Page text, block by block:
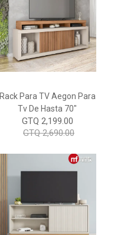
Rack Para TV Aegon Para
Tv De Hasta 70"
GTQ 2,199.00
GTQ 2,690.00